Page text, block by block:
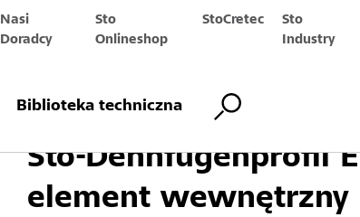
Nasi
Doradcy
Sto
Onlineshop
StoCretec
Sto
Industry
Biblioteka techniczna
Sto-Dehnfugenprofil E
element wewnętrzny